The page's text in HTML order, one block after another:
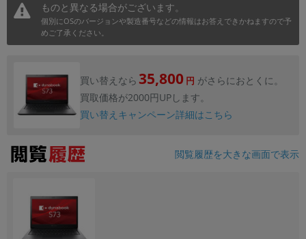
ものと異なる場合がございます。
個別にOSのバージョンや製造番号などの情報はお答えできかねますので予
めご了承ください。
買い替えなら 35,800 円 がさらにおとくに。
買取価格が2000円UPします。
買い替えキャンペーン詳細はこちら
閲覧履歴を大きな画面で表示